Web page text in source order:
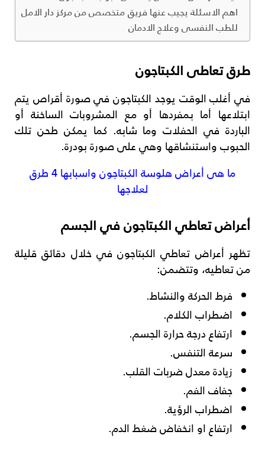
اهم الاسئلة يجيب عنها فريق متخصص من مركز دار الامل
للطب النفسى وعلاج الادمان
طرق تعاطى الكبتاجون
في أغلب الوقت يوجد الكبتاجون في صورة أقراص يتم
ابتلاعها أما بمفردها أو مع المشروبات الساخنة أو
الباردة في الحفلات وما شابه. كما يمكن طحن تلك
الحبوب واستنشاقها وهي على صورة بودرة.
ما هى أعراض هلوسة الكبتاجون واسبابها 4 طرق
لعلاجها
أعراض تعاطي الكبتاجون في الجسم
تظهر أعراض تعاطي الكبتاجون في خلال دقائق قليلة
من تعاطيه، وتتضمن:
فرط الحركة والنشاط.
اضطراب الكلام.
ارتفاع درجة حرارة الجسم.
سرعة التنفس.
زيادة معدل ضربات القلب.
جفاف الفم.
اضطراب الرؤية.
ارتفاع او انخفاض ضغط الدم.